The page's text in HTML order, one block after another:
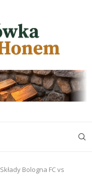
Składy Bologna FC vs